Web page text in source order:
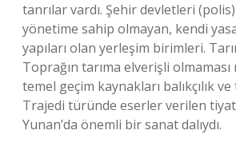
tanrılar vardı. Şehir devletleri
yönetime sahip olmayan, kendi
yapıları olan yerleşim birimleri.
Toprağın tarıma elverişli olmaması
temel geçim kaynakları balıkçılık
Trajedi türünde eserler verilen
Yunan’da önemli bir sanat dalıydı.